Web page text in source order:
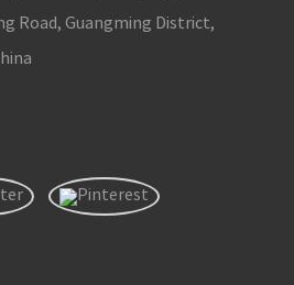
Road, Guangming District,